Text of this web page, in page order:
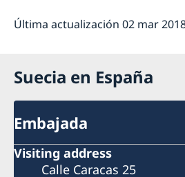
Última actualización 02 mar
Suecia en España
Embajada
Visiting address
Calle Caracas 25